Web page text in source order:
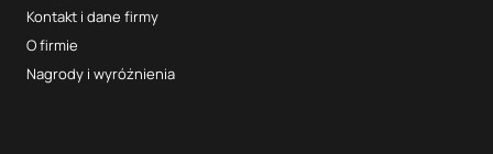
Kontakt i dane firmy
O firmie
Nagrody i wyróżnienia